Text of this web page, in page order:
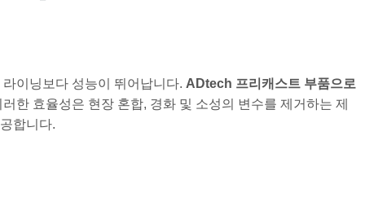
이닝보다 성능이 뛰어납니다. ADtech 프리캐스트 부품으로
한 효율성은 현장 혼합, 경화 및 소성의 변수를 제거하는 제
합니다.